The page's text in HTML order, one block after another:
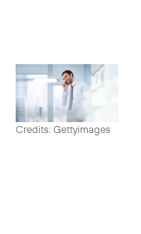
Credits: Gettyimages